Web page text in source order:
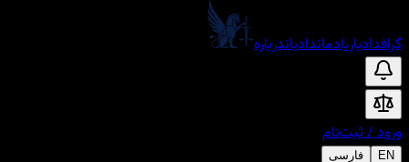
گرافدادیاریادماندادباندرباره
ورود/ثبت‌نام
EN فارسی